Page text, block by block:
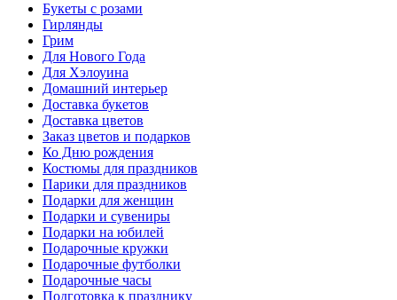
Букеты с розами
Гирлянды
Грим
Для Нового Года
Для Хэлоуина
Домашний интерьер
Доставка букетов
Доставка цветов
Заказ цветов и подарков
Ко Дню рождения
Костюмы для праздников
Парики для праздников
Подарки для женщин
Подарки и сувениры
Подарки на юбилей
Подарочные кружки
Подарочные футболки
Подарочные часы
Подготовка к празднику